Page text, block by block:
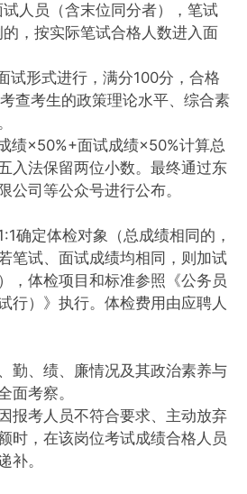
人员（含末位同分者），笔试
，按实际笔试合格人数进入面
试形式进行，满分100分，合格
查考生的政策理论水平、综合素
绩×50%+面试成绩×50%计算总
入法保留两位小数。最终通过东
公司等公众号进行公布。
确定体检对象（总成绩相同的，
笔试、面试成绩均相同，则加试
，体检项目和标准参照《公务员
行）》执行。体检费用由应聘人
勤、绩、廉情况及其政治素养与
面考察。
报考人员不符合要求、主动放弃
时，在该岗位考试成绩合格人员
补。